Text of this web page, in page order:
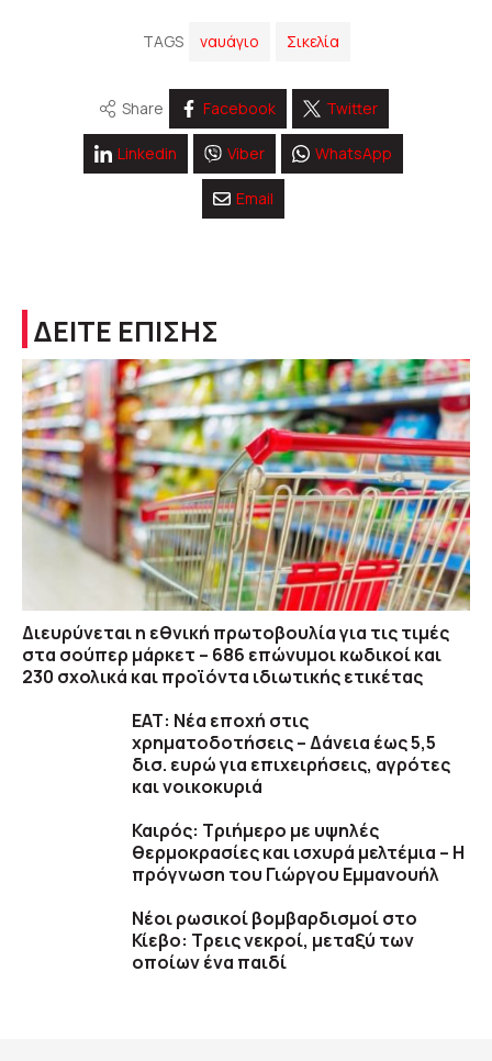
TAGS ναυάγιο Σικελία
Share Facebook Twitter
Linkedin Viber WhatsApp
Email
ΔΕΙΤΕ ΕΠΙΣΗΣ
Διευρύνεται η εθνική πρωτοβουλία για τις τιμές
στα σούπερ μάρκετ – 686 επώνυμοι κωδικοί και
230 σχολικά και προϊόντα ιδιωτικής ετικέτας
ΕΑΤ: Νέα εποχή στις
χρηματοδοτήσεις – Δάνεια έως 5,5
δισ. ευρώ για επιχειρήσεις, αγρότες
και νοικοκυριά
Καιρός: Τριήμερο με υψηλές
θερμοκρασίες και ισχυρά μελτέμια – Η
πρόγνωση του Γιώργου Εμμανουήλ
Νέοι ρωσικοί βομβαρδισμοί στο
Κίεβο: Τρεις νεκροί, μεταξύ των
οποίων ένα παιδί